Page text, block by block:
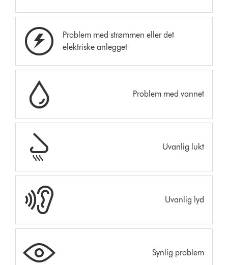
Problem med strømmen eller det
elektriske anlegget
Problem med vannet
Uvanlig lukt
Uvanlig lyd
Synlig problem